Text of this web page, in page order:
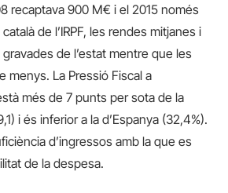
recaptava 900 M€ i el 2015 només
de l’IRPF, les rendes mitjanes i
de l’estat mentre que les
menys. La Pressió Fiscal a
més de 7 punts per sota de la
i és inferior a la d’Espanya (32,4%).
d’ingressos amb la que es
de la despesa.